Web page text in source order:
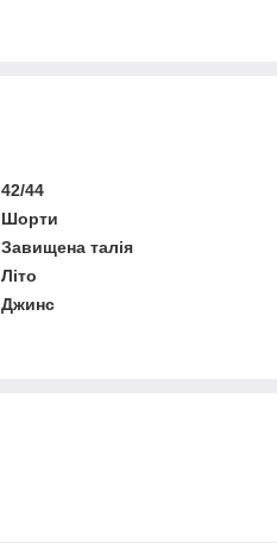
42/44
Шорти
Завищена талія
Літо
Джинс